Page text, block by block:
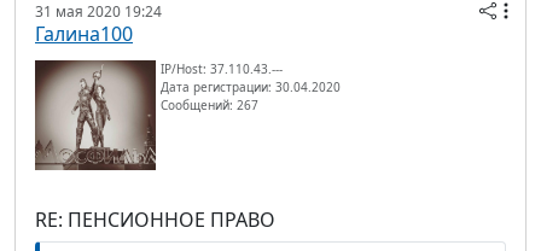
31 мая 2020 19:24
Галина100
IP/Host: 37.110.43.---
Дата регистрации: 30.04.2020
Сообщений: 267
RE: ПЕНСИОННОЕ ПРАВО